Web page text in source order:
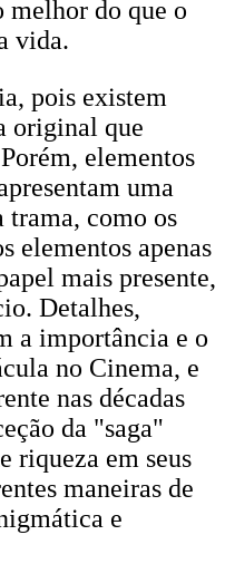
melhor do que o
vida.
pois existem
original que
elementos
uma
trama, como os
elementos apenas
mais presente,
Detalhes,
a importância e o
no Cinema, e
nas décadas
da "saga"
riqueza em seus
maneiras de
e